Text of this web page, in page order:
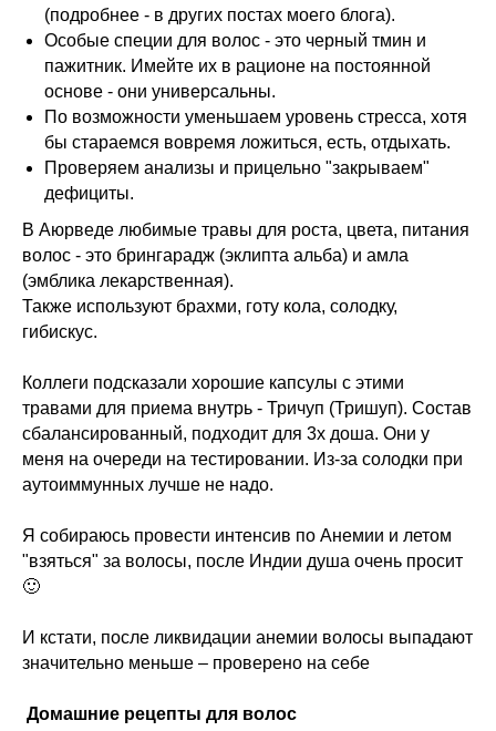
(подробнее - в других постах моего блога).
Особые специи для волос - это черный тмин и
пажитник. Имейте их в рационе на постоянной
основе - они универсальны.
По возможности уменьшаем уровень стресса, хотя
бы стараемся вовремя ложиться, есть, отдыхать.
Проверяем анализы и прицельно "закрываем"
дефициты.
​В Аюрведе любимые травы для роста, цвета, питания
волос - это брингарадж (эклипта альба) и амла
(эмблика лекарственная).
Также используют брахми, готу кола, солодку,
гибискус.
Коллеги подсказали хорошие капсулы с этими
травами для приема внутрь - Тричуп (Тришуп). Состав
сбалансированный, подходит для 3х доша. Они у
меня на очереди на тестировании. Из-за солодки при
аутоиммунных лучше не надо.
Я собираюсь провести интенсив по Анемии и летом
"взяться" за волосы, после Индии душа очень просит
🙂
И кстати, после ликвидации анемии волосы выпадают
значительно меньше – проверено на себе
Домашние рецепты для волос